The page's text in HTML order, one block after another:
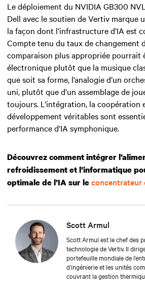
Le déploiement du NVIDIA GB300
Dell avec le soutien de Vertiv marque
la façon dont l’infrastructure d’IA est
Compte tenu du taux de changement
comparaison plus appropriée pourrait
électronique plutôt que la musique
que soit sa forme, l’analogie d’un
uni, plutôt que d’un assemblage de
toujours. L’intégration, la coopération
développement véritables sont
performance d’IA symphonique.
Découvrez comment intégrer
refroidissement et l’informatique
optimale de l’IA sur leconcentrateur
Scott Armul
Scott Armul est le chef des
technologie de Vertiv. Il
portefeuille mondiale de
d’ingénierie et les unités
couvrant la gestion